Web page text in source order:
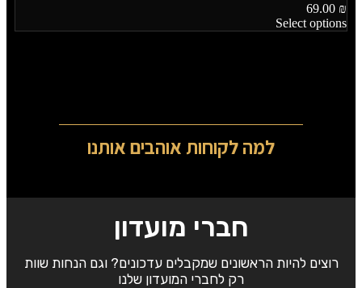
69.00 ₪
Select options
למה לקוחות אוהבים אותנו
חברי מועדון
רוצים להיות הראשונים שמקבלים עדכונים? וגם הנחות שוות
רק לחברי המועדון שלנו